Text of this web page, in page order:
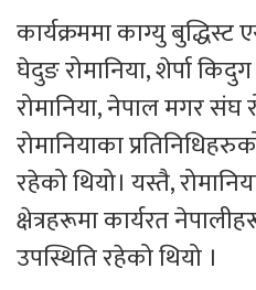
कार्यक्रममा काग्यु
घेदुङ रोमानिया, शेर्पा
रोमानिया, नेपाल मगर संघ
रोमानियाका
रहेको थियो। यस्तै,
क्षेत्रहरूमा कार्यरत
उपस्थिति रहेको थियो ।